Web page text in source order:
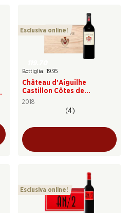
Esclusiva online!
Bottiglia: 19.95
Château d'Aiguilhe
Castillon Côtes de
Bordeaux AOC
2018
(4)
Esclusiva online!